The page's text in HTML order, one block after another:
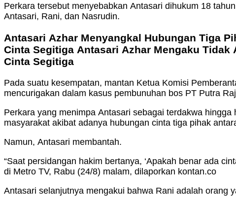
Perkara tersebut menyebabkan Antasari dihukum 18
Antasari, Rani, dan Nasrudin.
Antasari Azhar Menyangkal Hubungan Tiga Pihak Antasari Azhar Membantah Isu Cinta Tiga Orang Antasari Azhar
Cinta Segitiga Antasari Azhar Mengaku Tidak Ada Hubungan Tiga Pihak Antasari Azhar Menyatakan Tidak Pernah Terlibat Dalam
Cinta Segitiga
Pada suatu kesempatan, mantan Ketua Komisi
mencurigakan dalam kasus pembunuhan bos PT Putra
Perkara yang menimpa Antasari sebagai terdakwa
masyarakat akibat adanya hubungan cinta tiga pihak
Namun, Antasari membantah.
“Saat persidangan hakim bertanya, ‘Apakah benar ada
di Metro TV, Rabu (24/8) malam, dilaporkan kontan.co
Antasari selanjutnya mengakui bahwa Rani adalah orang